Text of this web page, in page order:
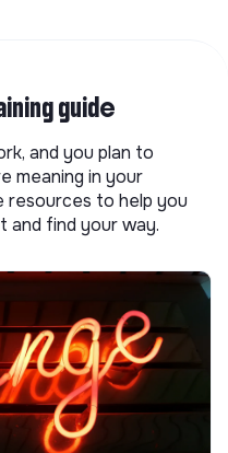
guide
and you plan to
meaning in your
resources to help you
and find your way.